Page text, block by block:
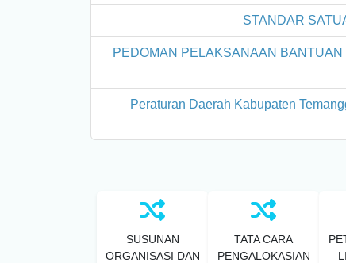
STANDAR
PEDOMAN PELAKSANAAN
Peraturan Daerah Kabupaten
SUSUNAN
ORGANISASI DAN
TATA CARA
PENGALOKASIAN